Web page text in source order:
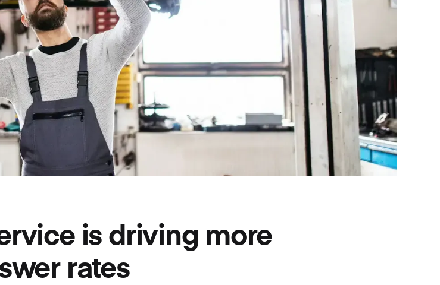
is driving more
rates